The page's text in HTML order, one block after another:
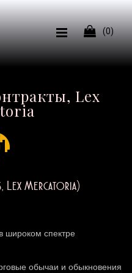
 (0)
Lex
Lex Mercatoria)
широком спектре
обычаи и обыкновения